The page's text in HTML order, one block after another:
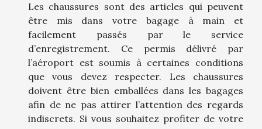
Les chaussures sont des articles qui peuvent
être mis dans votre bagage à main et
facilement passés par le service
d’enregistrement. Ce permis délivré par
l’aéroport est soumis à certaines conditions
que vous devez respecter. Les chaussures
doivent être bien emballées dans les bagages
afin de ne pas attirer l’attention des regards
indiscrets. Si vous souhaitez profiter de votre